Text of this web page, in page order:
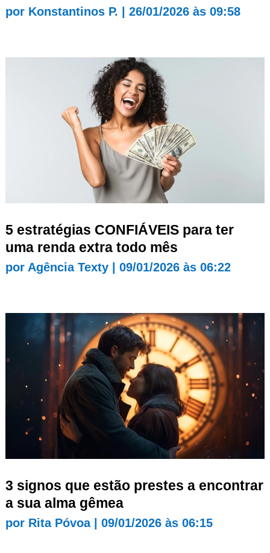
por Konstantinos P. 26/01/2026 às 09:58
5 estratégias CONFIÁVEIS para ter
uma renda extra todo mês
por Agência Texty| 09/01/2026 às 06:22
3 signos que estão prestes a encontrar
a sua alma gêmea
por Rita Póvoa| 09/01/2026 às 06:15